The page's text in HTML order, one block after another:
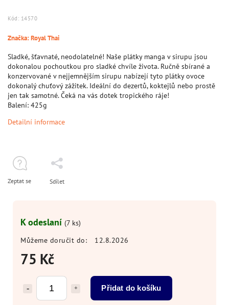
Kód: 14570
Značka:Royal Thai
75 Kč
Přidat do košíku
K odeslaní (7 ks)
Můžeme doručit do:
12.8.2026
Sladké, šťavnaté, neodolatelné! Naše plátky manga v sirupu jsou
dokonalou pochoutkou pro sladké chvíle života. Ručně sbírané a
konzervované v nejjemnějším sirupu nabízejí tyto plátky ovoce
dokonalý chuťový zážitek. Ideální do dezertů, koktejlů nebo prostě
jen tak samotné. Čeká na vás dotek tropického ráje!
Balení: 425g
Detailní informace
Zeptat se Sdílet